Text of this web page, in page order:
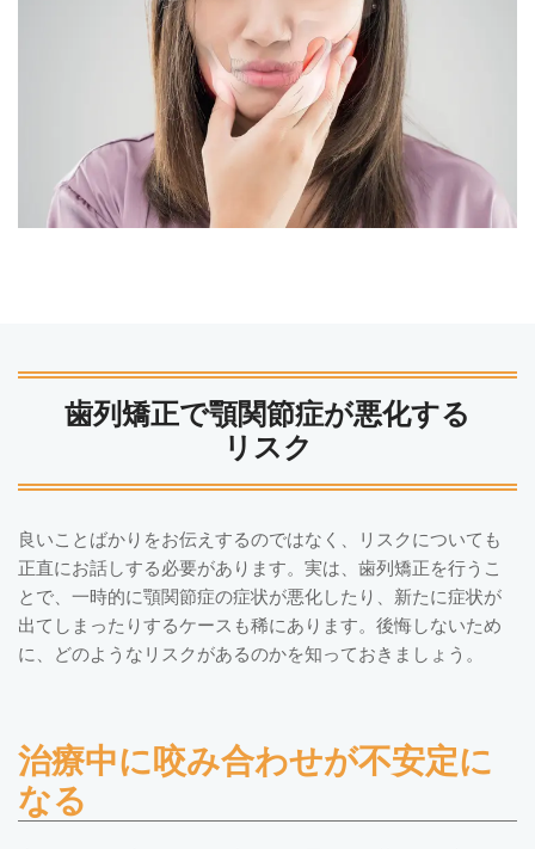
歯列矯正で顎関節症が悪化する
リスク
良いことばかりをお伝えするのではなく、リスクについても
正直にお話しする必要があります。実は、歯列矯正を行うこ
とで、一時的に顎関節症の症状が悪化したり、新たに症状が
出てしまったりするケースも稀にあります。後悔しないため
に、どのようなリスクがあるのかを知っておきましょう。
治療中に咬み合わせが不安定に
なる